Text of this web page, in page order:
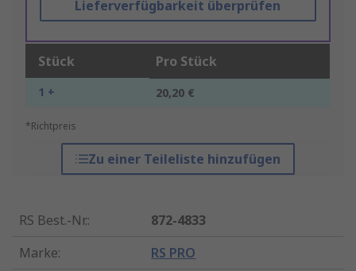
Lieferverfügbarkeit überprüfen
Stück Pro Stück
1 + 20,20 €
*Richtpreis
Zu einer Teileliste hinzufügen
RS Best.-Nr.:
872-4833
Marke: RS PRO